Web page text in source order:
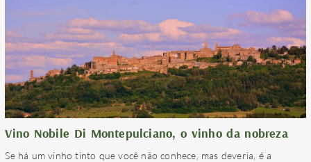
Vino Nobile Di Montepulciano, o vinho da nobreza
Se há um vinho tinto que você não conhece, mas deveria, é a